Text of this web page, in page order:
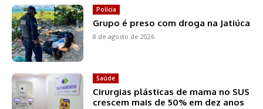
Polícia
Grupo é preso com droga na Jatiúca
8 de agosto de 2026
Saúde
Cirurgias plásticas de mama no SUS
crescem mais de 50% em dez anos